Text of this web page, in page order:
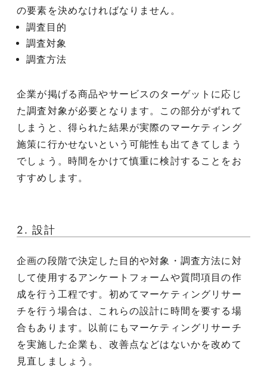
の要素を決めなければなりません。
調査目的
調査対象
調査方法
企業が掲げる商品やサービスのターゲットに応じ
た調査対象が必要となります。この部分がずれて
しまうと、得られた結果が実際のマーケティング
施策に行かせないという可能性も出てきてしまう
でしょう。時間をかけて慎重に検討することをお
すすめします。
2. 設計
企画の段階で決定した目的や対象・調査方法に対
して使用するアンケートフォームや質問項目の作
成を行う工程です。初めてマーケティングリサー
チを行う場合は、これらの設計に時間を要する場
合もあります。以前にもマーケティングリサーチ
を実施した企業も、改善点などはないかを改めて
見直しましょう。